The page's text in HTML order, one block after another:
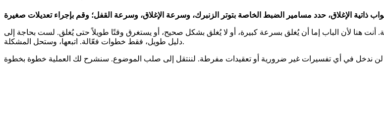
أنت هنا لأن الباب إما أن يُغلق بسرعة كبيرة، أو لا يُغلق بشكل صحيح، أو يستغرق وقتًا طويلاً حتى يُغلق. لست بحاجة إلى
دليل طويل، فقط خطوات فعّالة. اتبعها، وستحل المشكلة.